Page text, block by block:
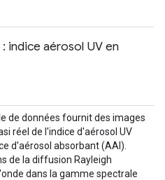
indice aérosol UV en
de données fournit des images
réel de l'indice d'aérosol UV
d'aérosol absorbant (AAI).
de la diffusion Rayleigh
dans la gamme spectrale